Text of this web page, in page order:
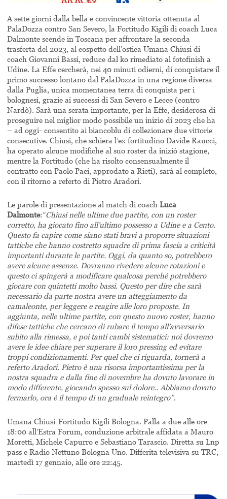
A sette giorni dalla bella e convincente vittoria ottenuta al
PalaDozza contro San Severo, la Fortitudo Kigili di coach Luca
Dalmonte scende in Toscana per affrontare la seconda
trasferta del 2023, al cospetto dell’ostica Umana Chiusi di
coach Giovanni Bassi, reduce dal ko rimediato al fotofinish a
Udine. La Effe cercherà, nei 40 minuti odierni, di conquistare il
primo successo lontano dal PalaDozza in una regione diversa
dalla Puglia, unica momentanea terra di conquista per i
bolognesi, grazie ai successi di San Severo e Lecce (contro
Nardò). Sarà una serata importante, per la Effe, desiderosa di
proseguire nel miglior modo possibile un inizio di 2023 che ha
– ad oggi- consentito ai biancoblu di collezionare due vittorie
consecutive. Chiusi, che schiera l’ex fortitudino Davide Raucci,
ha operato alcune modifiche al suo roster da iniziò stagione,
mentre la Fortitudo (che ha risolto consensualmente il
contratto con Paolo Paci, approdato a Rieti), sarà al completo,
con il ritorno a referto di Pietro Aradori.
Le parole di presentazione al match di coachLuca
Dalmonte:”Chiusi nelle ultime due partite, con un roster
corretto, ha giocato fino all’ultimo possesso a Udine e a Cento.
Questo fa capire come siano stati bravi a proporre situazioni
tattiche che hanno costretto squadre di prima fascia a criticità
importanti durante le partite. Oggi, da quanto so, potrebbero
avere alcune assenze. Dovranno rivedere alcune rotazioni e
questo ci spingerà a modificare qualcosa perché potrebbero
giocare con quintetti molto bassi. Questo per dire che sarà
necessario da parte nostra avere un atteggiamento da
camaleonte, per leggere e reagire alle loro proposte. In
aggiunta, nelle ultime partite, con questo nuovo roster, hanno
difese tattiche che cercano di rubare il tempo all’avversario
subito alla rimessa, e poi tanti cambi sistematici: noi dovremo
avere le idee chiare per superare il loro pressing ed evitare
troppi condizionamenti. Per quel che ci riguarda, tornerà a
referto Aradori. Pietro è una risorsa importantissima per la
nostra squadra e dalla fine di novembre ha dovuto lavorare in
modo differente, giocando spesso sul dolore.. Abbiamo dovuto
fermarlo, ora è il tempo di un graduale reintegro”.
Umana Chiusi-Fortitudo Kigili Bologna. Palla a due alle ore
18:00 all’Estra Forum, conduzione arbitrale affidata a Mauro
Moretti, Michele Capurro e Sebastiano Tarascio. Diretta su Lnp
pass e Radio Nettuno Bologna Uno. Differita televisiva su TRC,
martedì 17 gennaio, alle ore 22:45.